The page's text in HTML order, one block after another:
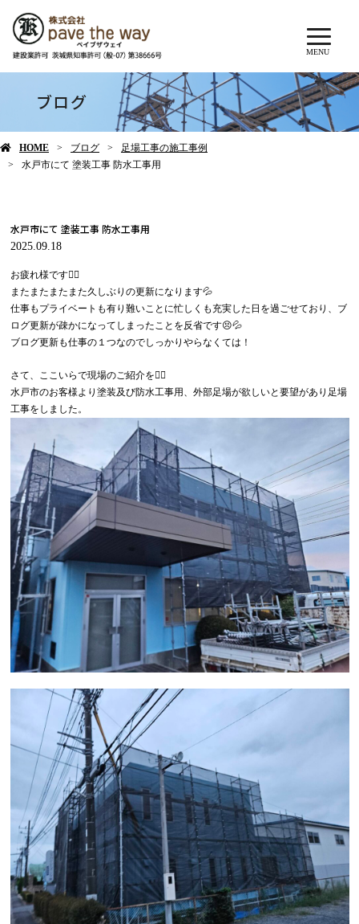
MENU
ブログ
HOME ブログ
足場工事の施工事例
水戸市にて 塗装工事 防水工事用
水戸市にて 塗装工事 防水工事用
2025.09.18
お疲れ様です🙇‍♂️
またまたまたまた久しぶりの更新になります💦
仕事もプライベートも有り難いことに忙しくも充実した日を過ごせており、ブ
ログ更新が疎かになってしまったことを反省です😣💦
ブログ更新も仕事の１つなのでしっかりやらなくては！
さて、ここいらで現場のご紹介を👷‍♂
水戸市のお客様より塗装及び防水工事用、外部足場が欲しいと要望があり足場
工事をしました。